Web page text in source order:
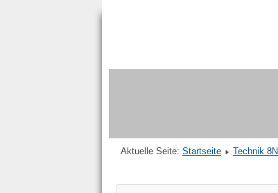
Aktuelle Seite: Startseite Technik 8N